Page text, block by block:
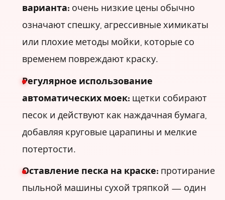
варианта: очень низкие цены обычно
означают спешку, агрессивные химикаты
или плохие методы мойки, которые со
временем повреждают краску.
Регулярное использование
автоматических моек: щетки собирают
песок и действуют как наждачная бумага,
добавляя круговые царапины и мелкие
потертости.
Оставление песка на краске: протирание
пыльной машины сухой тряпкой — один